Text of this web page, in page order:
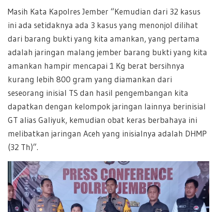
Masih Kata Kapolres Jember “Kemudian dari 32 kasus
ini ada setidaknya ada 3 kasus yang menonjol dilihat
dari barang bukti yang kita amankan, yang pertama
adalah jaringan malang jember barang bukti yang kita
amankan hampir mencapai 1 Kg berat bersihnya
kurang lebih 800 gram yang diamankan dari
seseorang inisial TS dan hasil pengembangan kita
dapatkan dengan kelompok jaringan lainnya berinisial
GT alias Galiyuk, kemudian obat keras berbahaya ini
melibatkan jaringan Aceh yang inisialnya adalah DHMP
(32 Th)”.